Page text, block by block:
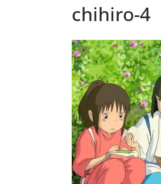
chihiro-4